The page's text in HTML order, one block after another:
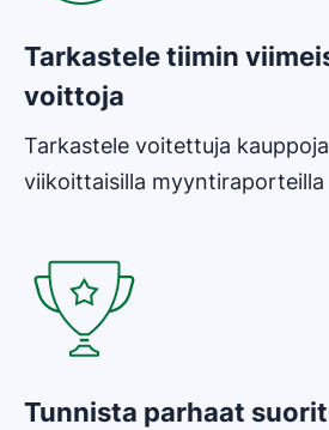
Tarkastele tiimin
voittoja
Tarkastele voitettuja
viikoittaisilla myyntiraporteilla
Tunnista parhaat